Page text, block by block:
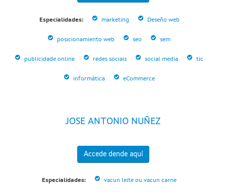
Especialidades: marketing Deseño web
posicionamiento web seo sem
publicidade online redes sociais social media tic
informática eCommerce
JOSE ANTONIO NUÑEZ
Accede dende aquí
Especialidades: vacun leite ou vacun carne